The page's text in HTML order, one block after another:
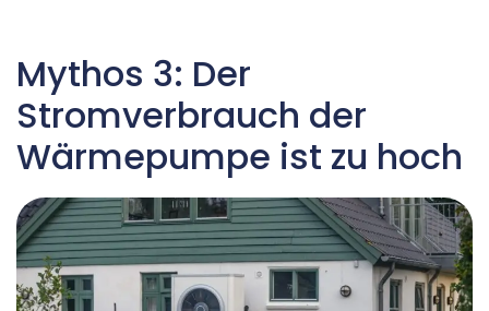
Mythos 3: Der
Stromverbrauch der
Wärmepumpe ist zu hoch